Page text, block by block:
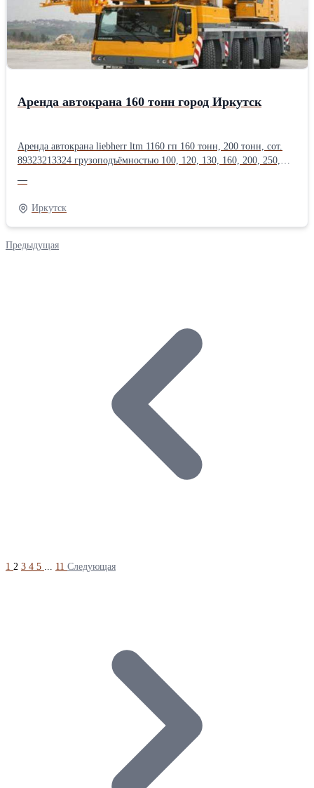
Аренда автокрана 160 тонн город Иркутск
Аренда автокрана liebherr ltm 1160 гп 160 тонн, 200 тонн, сот.
89323213324 грузоподъёмностью 100, 120, 130, 160, 200, 250,
тяжеловесного оборудования в нефтегазовой, энергетической,
химической, металлургической
промышленности.Производитель: Liebherr
—
Иркутск
Предыдущая
1 2 3 4 5 ... 11 Следующая